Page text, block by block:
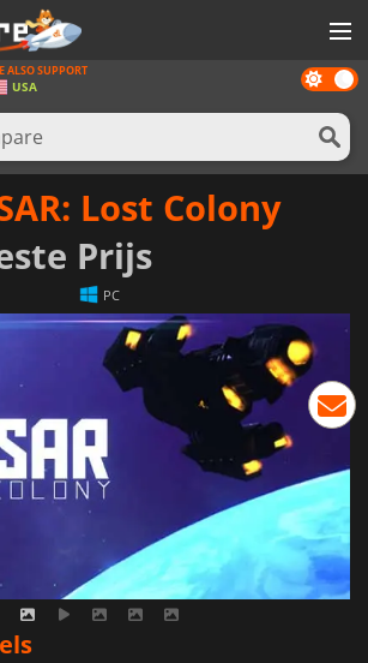
Dark
mode
ALSO SUPPORT
USA
Lost Colony
Prijs
PC